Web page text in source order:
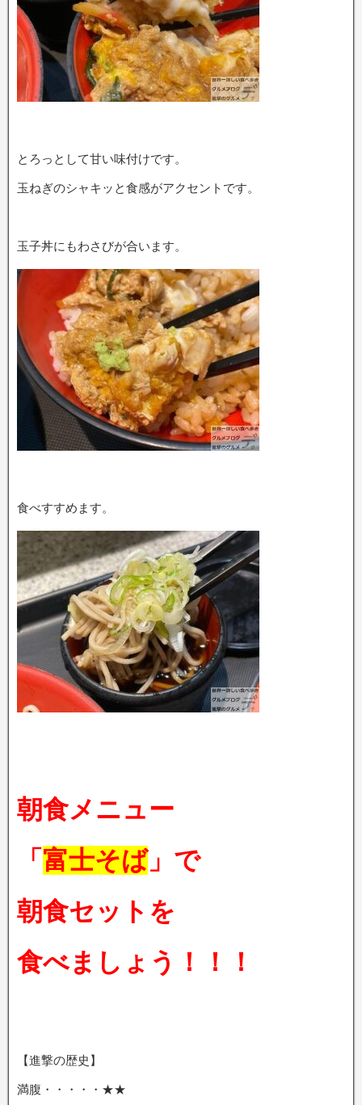
とろっとして甘い味付けです。
玉ねぎのシャキッと食感がアクセントです。
玉子丼にもわさびが合います。
食べすすめます。
朝食メニュー
「 富士そば」で
朝食セットを
食べましょう！！！
【進撃の歴史】
満腹・・・・・★★